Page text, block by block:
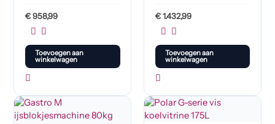
€958,99
Toevoegen aan
winkelwagen
€1.432,99
Toevoegen aan
winkelwagen